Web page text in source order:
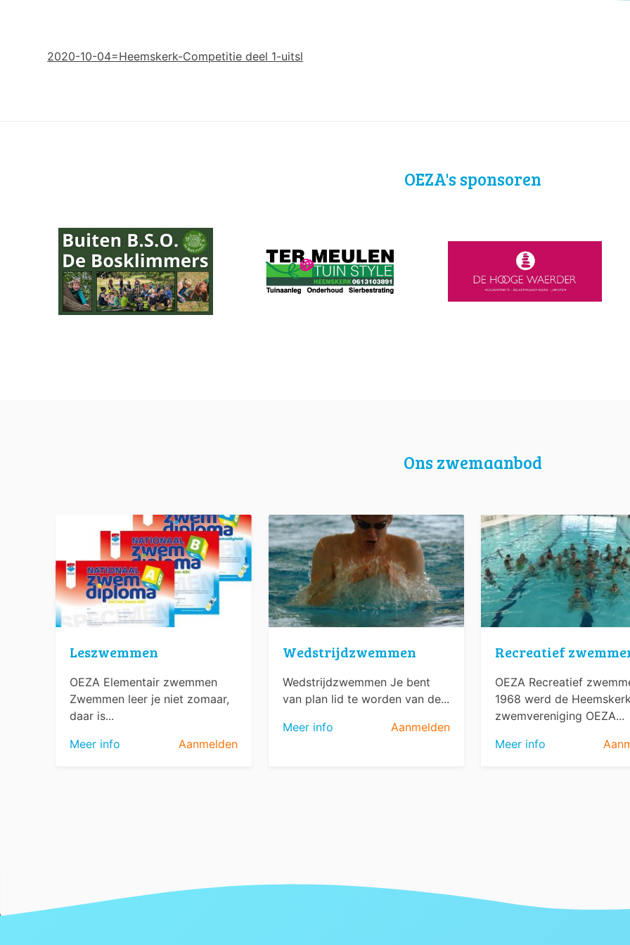
2020-10-04=Heemskerk-Competitie deel 1-uitsl
OEZA's sponsoren
Ons zwemaanbod
Leszwemmen
OEZA Elementair zwemmen
Zwemmen leer je niet zomaar,
daar is...
Meer info
Aanmelden
Wedstrijdzwemmen
Wedstrijdzwemmen Je bent
van plan lid te worden van de...
Meer info
Aanmelden
Recreatief
OEZA Recreatief
1968 werd de
zwemvereniging OEZA...
Meer info